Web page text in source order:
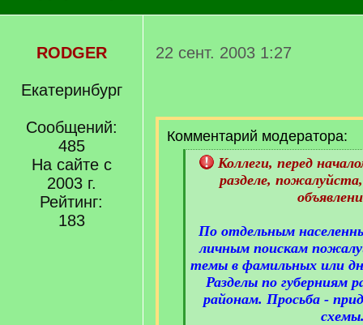
RODGER
Екатеринбург
Сообщений:
485
На сайте с
2003 г.
Рейтинг:
183
22 сент. 2003 1:27
Комментарий модератора:
Коллеги, перед
разделе,
По отдельным
личным поискам
темы в фамильных или
Разделы по губерниям
районам. Просьба -